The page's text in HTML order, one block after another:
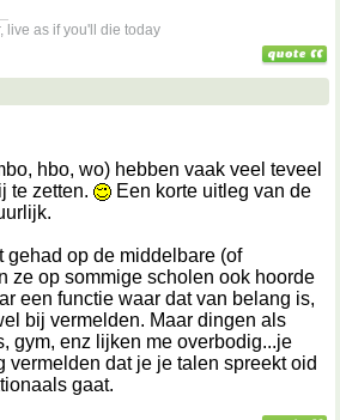
live as if you'll die today
hbo, wo) hebben vaak veel teveel
te zetten.
Een korte uitleg van de
gehad op de middelbare (of
ze op sommige scholen ook hoorde
een functie waar dat van belang is,
bij vermelden. Maar dingen als
gym, enz lijken me overbodig...je
vermelden dat je je talen spreekt oid
gaat.